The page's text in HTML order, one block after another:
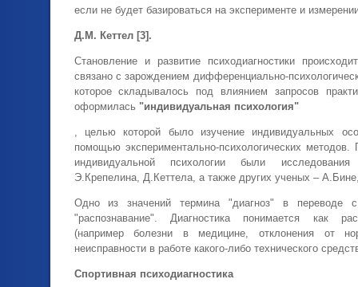
если не будет базироваться на эксперименте и
Д.М. Кеттел [3].
Становление и развитие психодиагностики
связано с зарождением дифференциально-
которое складывалось под влиянием запросов
оформилась "индивидуальная психология"
, целью которой было изучение индивидуальных
помощью экспериментально-психологических
индивидуальной психологии были
Э.Крепелина, Д.Кеттела, а также других ученых –
Одно из значений термина "диагноз" в переводе
"распознавание". Диагностика понимается как
(например болезни в медицине, отклонения от
неисправности в работе какого-либо технического
Спортивная психодиагностика